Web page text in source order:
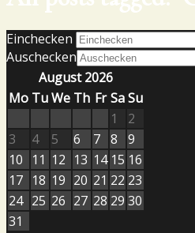
Einchecken
Auschecken
August 2026
Mo TuWe Th Fr SaSu
1
2
3
4 5 6 7 8
9
10
11 12 13 14 15 16
17 18 19 20 21 22 23
24 25 26 27 28 29 30
31